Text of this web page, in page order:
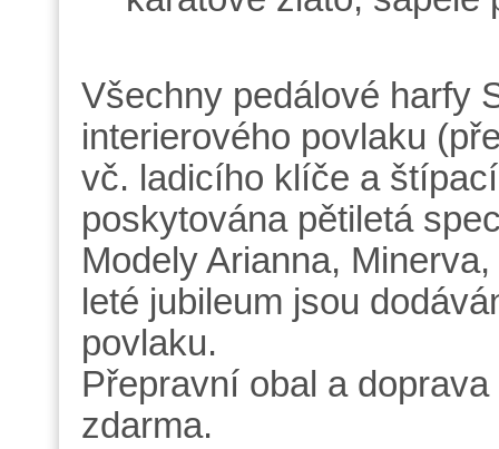
Všechny pedálové harfy
interierového povlaku
vč. ladicího klíče a
poskytována pětiletá
Modely Arianna,
leté jubileum jsou
povlaku.
Přepravní obal a
zdarma.